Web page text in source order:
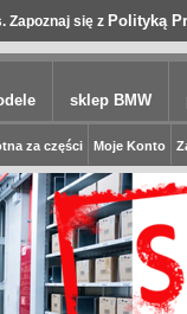
Zapoznaj się z Polityką
sklep BMW
za części Moje Konto